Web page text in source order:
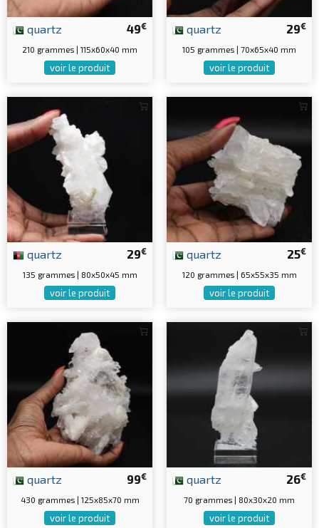
49€
quartz
210 grammes | 115x60x40 mm
voir le produit
29€
quartz
105 grammes | 70x65x40 mm
voir le produit
29€
quartz
135 grammes | 80x50x45 mm
voir le produit
25€
quartz
120 grammes | 65x55x35 mm
voir le produit
99€
quartz
430 grammes | 125x85x70 mm
voir le produit
26€
quartz
70 grammes | 80x30x20 mm
voir le produit